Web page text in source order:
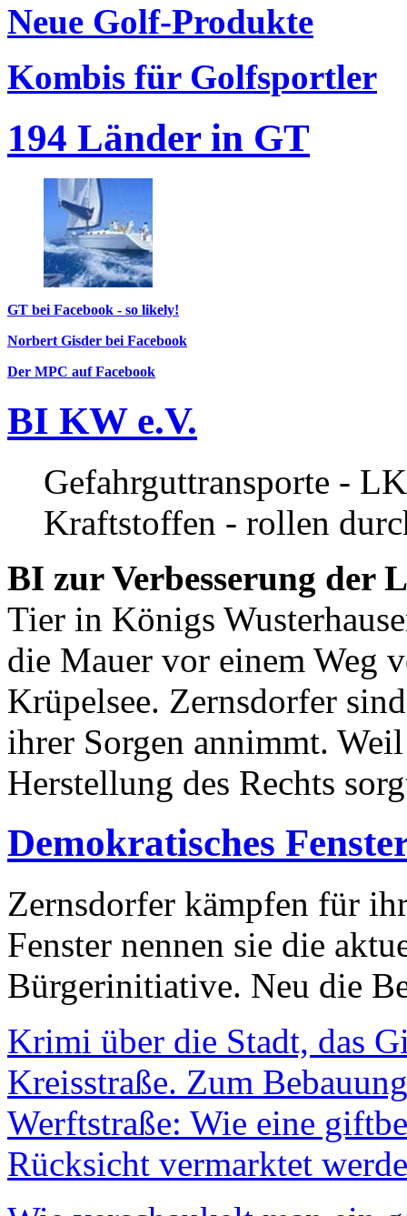
Neue Golf-Produkte
Kombis für Golfsportler
194 Länder in GT
GT bei Facebook - so likely!
Norbert Gisder bei Facebook
Der MPC auf Facebook
BI KW e.V.
Gefahrguttransporte -
Kraftstoffen - rollen
BI zur Verbesserung der
Tier in Königs
die Mauer vor einem Weg
Krüpelsee. Zernsdorfer
ihrer Sorgen annimmt.
Herstellung des Rechts
Demokratisches
Zernsdorfer kämpfen für
Fenster nennen sie die
Bürgerinitiative. Neu die
Krimi über die Stadt, das
Kreisstraße. Zum
Werftstraße: Wie eine
Rücksicht vermarktet